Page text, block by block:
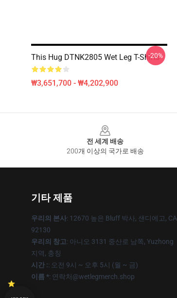
This Hug DTNK2805 Wet Leg T-Shirts
₩3,651,700 - ₩4,202,900
-20%
전 세계 배송
200개 이상의 국가로 배송
기타 제품
우리의 본사: 12670 높은 Bluff 박사, 샌디에고, CA
92130
우리의 창고: 아니오 3131 중산로 남쪽, Yuzhong
지역, 충칭
시간 :: 오전 9시 ~ 오후 5시 (월 ~ 금)
이름 *: 연락처@wetlegmerch.shop